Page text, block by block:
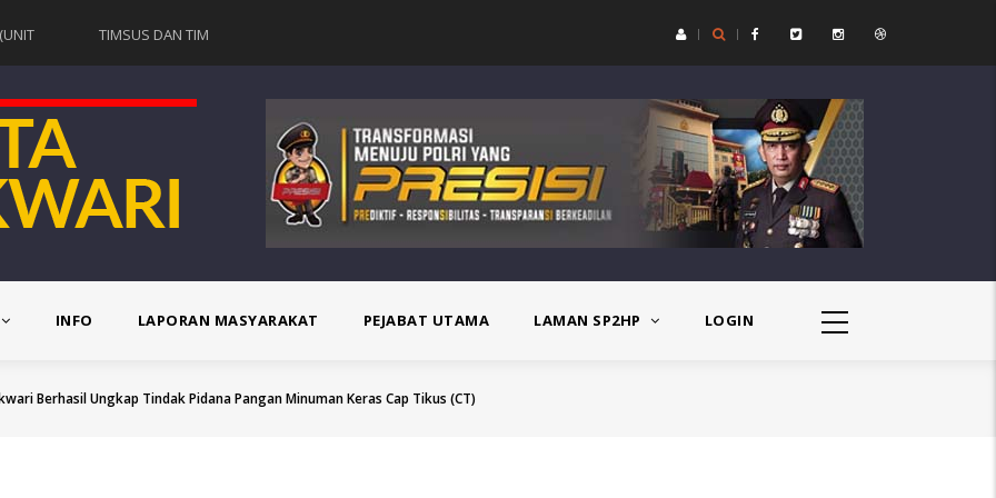
SAT
TIMSUS DAN TIM
OPSNAL
SATRESNARKOBA
MANOKWARI
BERHASIL
KASUS
PEREDARAN
SHABU DI
REAKSI CEPAT) SAT
RESKRIM
POLRESTA
MANOKWARI
BERHASIL
TANGKAP 2
PELAKU
PENGEROYOKAN
KABUPATEN
REAKSI CEPAT) SAT
RESKRIM
POLRESTA
MANOKWARI
BERHASIL
TANGKAP 2
PELAKU
PENGEROYOKAN
KABUPATEN
TIMSUS DAN TIM
OPSNAL
SATRESNARKOBA
MANOKWARI
BERHASIL
MENGUNGKAP
KASUS
PEREDARAN
TIM URC (UNIT
REAKSI CEPAT) SAT
RESKRIM
POLRESTA
MANOKWARI
BERHASIL
TANGKAP 2
PELAKU
PENGEROYOKAN
INFO LAPORAN MASYARAKAT PEJABAT UTAMA LAMAN SP2HP LOGIN
Berhasil Ungkap Tindak Pidana Pangan Minuman Keras Cap Tikus (CT)